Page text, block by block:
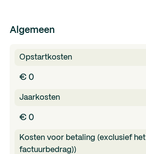
Algemeen
Opstartkosten
€ 0
Jaarkosten
€ 0
Kosten voor betaling (exclusief het
factuurbedrag))